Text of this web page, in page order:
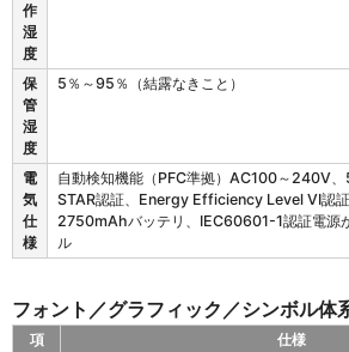
作
湿
度
保
管
湿
度
5％～95％（結露なきこと）
電
気
仕
様
自動検知機能（PFC準拠）AC100～240V
STAR認証、Energy Efficiency Level VI認
2750mAhバッテリ、IEC60601-1認証電源
ル
フォント／グラフィック／シンボル体
項
仕様